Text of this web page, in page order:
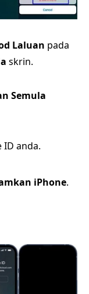
Laluan pada
skrin.
Semula
ID anda.
iPhone.